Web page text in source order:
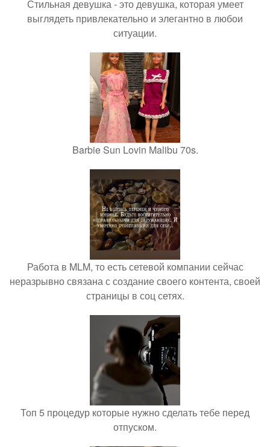
Стильная девушка - это девушка, которая умеет
выглядеть привлекательно и элегантно в любои
ситуации.
Barbie Sun Lovin Malibu 70s.
Работа в MLM, то есть сетевой компании сейчас
неразрывно связана с создание своего контента, своей
страницы в соц сетях.
Топ 5 процедур которые нужно сделать тебе перед
отпуском.